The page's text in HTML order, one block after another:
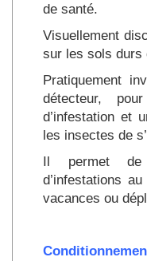
de santé.
Visuellement
sur les sols durs
Pratiquement
détecteur,
d’infestation et
les insectes de
Il permet de
d’infestations
vacances ou